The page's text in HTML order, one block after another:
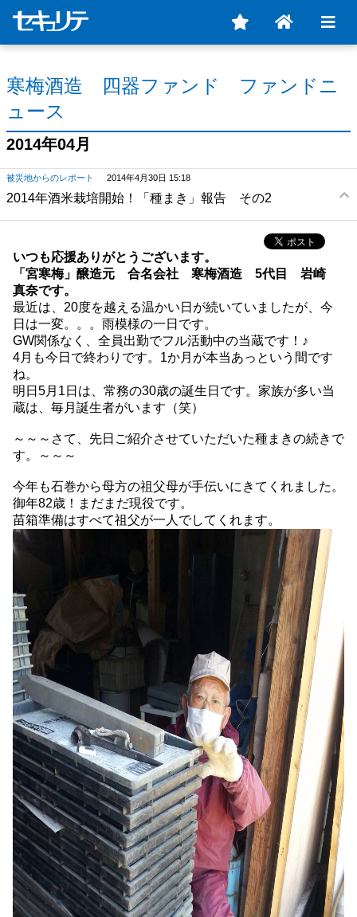
寒梅酒造 四器ファンド ファンドニ
ュース
2014年04月
被災地からのレポート 2014年4月30日 15:18
2014年酒米栽培開始！「種まき」報告 その2
いつも応援ありがとうございます。
「宮寒梅」醸造元 合名会社 寒梅酒造 5代目 岩崎
真奈です。
最近は、20度を越える温かい日が続いていましたが、今
日は一変。。。雨模様の一日です。
GW関係なく、全員出勤でフル活動中の当蔵です！♪
4月も今日で終わりです。1か月が本当あっという間です
ね。
明日5月1日は、常務の30歳の誕生日です。家族が多い当
蔵は、毎月誕生者がいます（笑）
～～～さて、先日ご紹介させていただいた種まきの続きで
す。～～～
今年も石巻から母方の祖父母が手伝いにきてくれました。
御年82歳！まだまだ現役です。
苗箱準備はすべて祖父が一人でしてくれます。